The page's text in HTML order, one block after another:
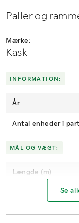
Paller og
Mærke:
Kask
INFORMATION:
År
Antal enheder i
MÅL OG VÆGT:
Længde (m)
Se